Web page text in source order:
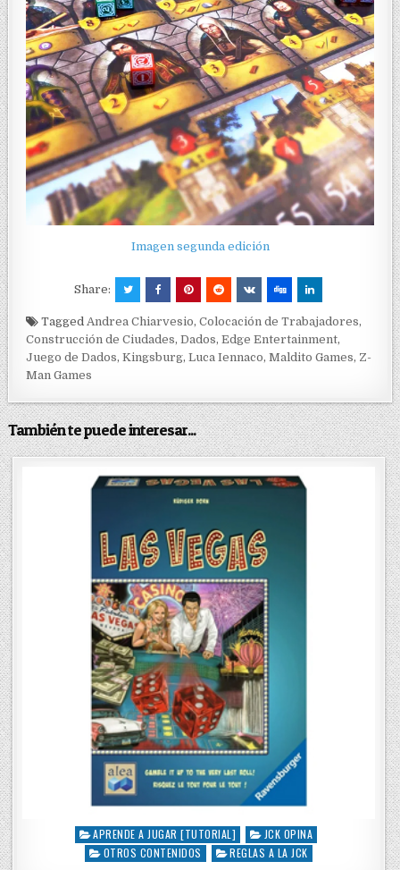
Imagen segunda edición
Share:
TaggedAndrea Chiarvesio,Colocación de Trabajadores,
Construcción de Ciudades,Dados,Edge Entertainment,
Juego de Dados,Kingsburg,Luca Iennaco,Maldito Games, Z-
Man Games
También te puede interesar...
P
APRENDE A JUGAR [TUTORIAL]
JCK OPINA
OTROS CONTENIDOS
REGLAS A LA JCK